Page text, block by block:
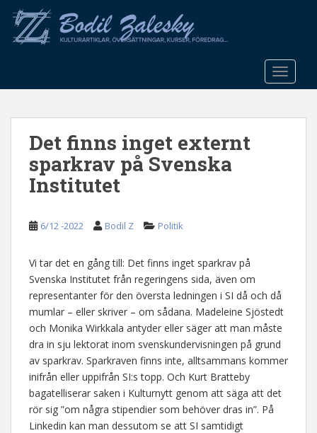
o
Det finns inget externt
sparkrav på Svenska
Institutet
6/12 -2022 Bodil Z Politik
Vi tar det en gång till: Det finns inget sparkrav på
Svenska Institutet från regeringens sida, även om
representanter för den översta ledningen i SI då och då
mumlar – eller skriver – om sådana. Madeleine Sjöstedt
och Monika Wirkkala antyder eller säger att man måste
dra in sju lektorat inom svenskundervisningen på grund
av sparkrav. Sparkraven finns inte, alltsammans kommer
inifrån eller uppifrån SI:s topp. Och Kurt Bratteby
bagatelliserar saken i Kulturnytt genom att säga att det
rör sig ”om några stipendier som behöver dras in”. På
Linkedin kan man dessutom se att SI samtidigt